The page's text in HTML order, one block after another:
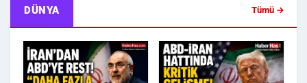
DÜNYA Tümü →